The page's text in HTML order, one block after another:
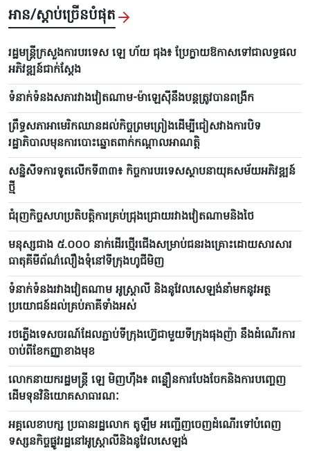
អាន/ស្តាប់ច្រើនបំផុត
រដ្ឋមន្ត្រីក្រសួងការបរទេស ឡេ ហ័យ ជុង៖ ប្រែក្លាយឱកាសទៅជាលទ្ធផល
អភិវឌ្ឍន៍ជាក់ស្តែង
ទំនាក់ទំនងសភារវាងវៀតណាម-ម៉ាឡេស៊ីនឹងបន្តត្រូវបានពង្រីក
ព្រឹទ្ធសភាអាមេរិកឈានដល់កិច្ចព្រមព្រៀងដើម្បីជៀសវាងការបិទ
រដ្ឋាភិបាលមុនការបោះឆ្នោតពាក់កណ្តាលអាណត្តិ
សន្និសីទការទូតលើកទី៣៣៖ កិច្ចការបរទេសស្ថាបនាយុគសម័យអភិវឌ្ឍន៍
ថ្មី
ជំរុញកិច្ចសហប្រតិបត្តិការគ្រប់ជ្រុងជ្រោយរវាងវៀតណាមនិងថៃ
មនុស្សជាង ៥.០០០ នាក់ដើរថ្មើរជើងសម្រាប់ជនរងគ្រោះដោយសារសារ
ធាតុគីមីព័ណ៌លឿងទុំនៅទីក្រុងហូជីមិញ
ទំនាក់ទំនងរវាងវៀតណាម អូស្ត្រាលី និងនូវែលសេឡង់នាំមកនូវអត្ថ
ប្រយោជន៍ដល់គ្រប់ភាគីទាំងអស់
រថភ្លើងទេសចរណ៍ដែលភ្ជាប់ទីក្រុងហ៊្វេជាមួយទីក្រុងផុងញ៉ា នឹងដំណើរការ
ចាប់ពីខែកញ្ញាខាងមុខ
លោកនាយករដ្ឋមន្ត្រី ឡេ មិញហ៊ឹង៖ ពន្លឿនការបែងចែកនិងការបញ្ចេញ
ដើមទុនវិនិយោគសាធារណៈ
អគ្គលេខាបក្ស ប្រធានរដ្ឋលោក តូឡឹម អញ្ជើញចេញដំណើរទៅបំពេញ
ទស្សនកិច្ចផ្លូវរដ្ឋនៅអូស្ត្រាលីនិងនូវែលសេឡង់